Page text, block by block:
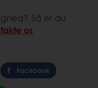
Så er du
os
Facebook